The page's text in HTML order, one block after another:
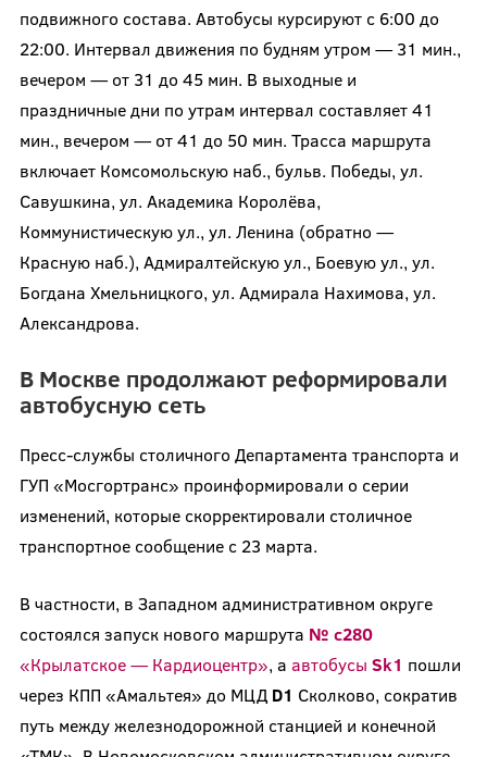
подвижного состава. Автобусы курсируют с 6:00 до
22:00. Интервал движения по будням утром — 31 мин.,
вечером — от 31 до 45 мин. В выходные и
праздничные дни по утрам интервал составляет 41
мин., вечером — от 41 до 50 мин. Трасса маршрута
включает Комсомольскую наб., бульв. Победы, ул.
Савушкина, ул. Академика Королёва,
Коммунистическую ул., ул. Ленина (обратно —
Красную наб.), Адмиралтейскую ул., Боевую ул., ул.
Богдана Хмельницкого, ул. Адмирала Нахимова, ул.
Александрова.
В Москве продолжают реформировали
автобусную сеть
Пресс-службы столичного Департамента транспорта и
ГУП «Мосгортранс» проинформировали о серии
изменений, которые скорректировали столичное
транспортное сообщение с 23 марта.
В частности, в Западном административном округе
состоялся запуск нового маршрута № с280
«Крылатское — Кардиоцентр», а автобусы Sk1 пошли
через КПП «Амальтея» до МЦД D1 Сколково, сократив
путь между железнодорожной станцией и конечной